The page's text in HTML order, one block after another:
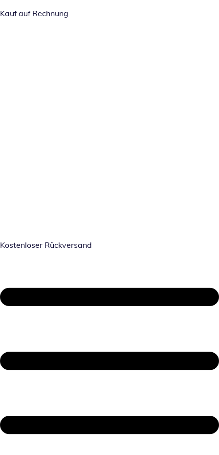
Kauf auf Rechnung
Kostenloser Rückversand